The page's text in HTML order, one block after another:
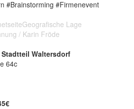
#Brainstorming #Firmenevent
Geografische Lage
/ Karin Fröde
Waltersdorf
64c